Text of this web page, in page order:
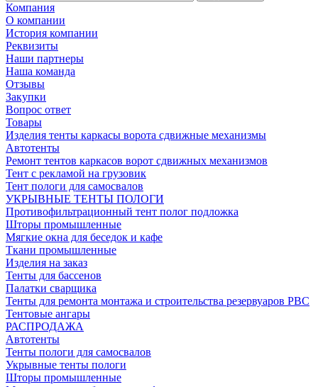
Компания
О компании
История компании
Реквизиты
Наши партнеры
Наша команда
Отзывы
Закупки
Вопрос ответ
Товары
Изделия тенты каркасы ворота сдвижные механизмы
Автотенты
Ремонт тентов каркасов ворот сдвижных механизмов
Тент с рекламой на грузовик
Тент пологи для самосвалов
УКРЫВНЫЕ ТЕНТЫ ПОЛОГИ
Противофильтрационный тент полог подложка
Шторы промышленные
Мягкие окна для беседок и кафе
Ткани промышленные
Изделия на заказ
Тенты для бассенов
Палатки сварщика
Тенты для ремонта монтажа и строительства резервуаров РВС
Тентовые ангары
РАСПРОДАЖА
Автотенты
Тенты пологи для самосвалов
Укрывные тенты пологи
Шторы промышленные